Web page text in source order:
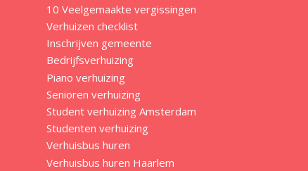
10 Veelgemaakte vergissingen
Verhuizen checklist
Inschrijven gemeente
Bedrijfsverhuizing
Piano verhuizing
Senioren verhuizing
Student verhuizing Amsterdam
Studenten verhuizing
Verhuisbus huren
Verhuisbus huren Haarlem